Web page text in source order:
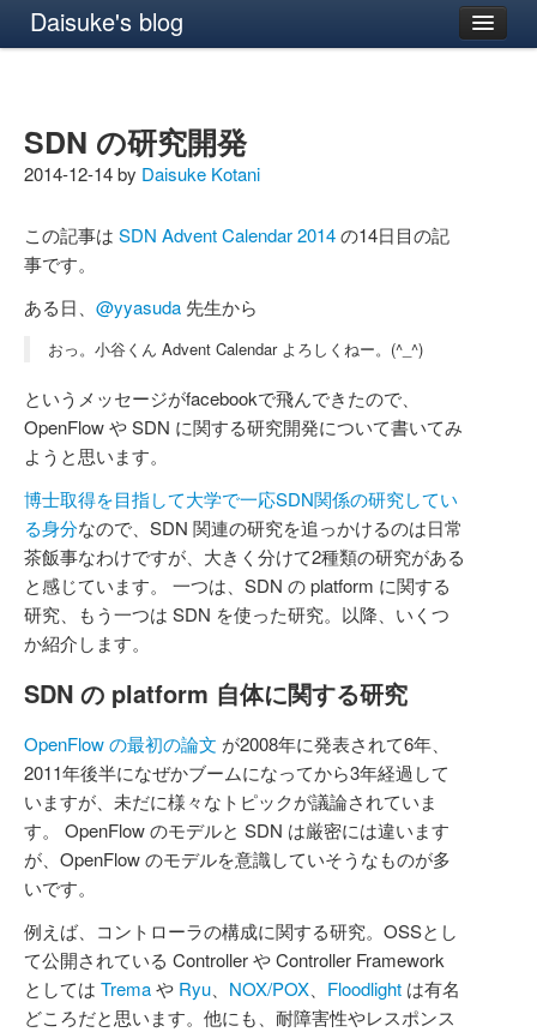
Daisuke's blog
SDN の研究開発
2014-12-14 by Daisuke Kotani
この記事は SDN Advent Calendar 2014の14日目の記
事です。
ある日、 @yyasuda 先生から
おっ。小谷くん Advent Calendar よろしくねー。(^_^)
というメッセージがfacebookで飛んできたので、
OpenFlow や SDN に関する研究開発について書いてみ
ようと思います。
博士取得を目指して大学で一応SDN関係の研究してい
る身分なので、SDN 関連の研究を追っかけるのは日常
茶飯事なわけですが、大きく分けて2種類の研究がある
と感じています。 一つは、SDN の platform に関する
研究、もう一つは SDN を使った研究。以降、いくつ
か紹介します。
SDN の platform 自体に関する研究
OpenFlow の最初の論文 が2008年に発表されて6年、
2011年後半になぜかブームになってから3年経過して
いますが、未だに様々なトピックが議論されていま
す。 OpenFlow のモデルと SDN は厳密には違います
が、OpenFlow のモデルを意識していそうなものが多
いです。
例えば、コントローラの構成に関する研究。OSSとし
て公開されている Controller や Controller Framework
としては Tremaや Ryu NOX/POX Floodlight は有名
どころだと思います。他にも、耐障害性やレスポンス